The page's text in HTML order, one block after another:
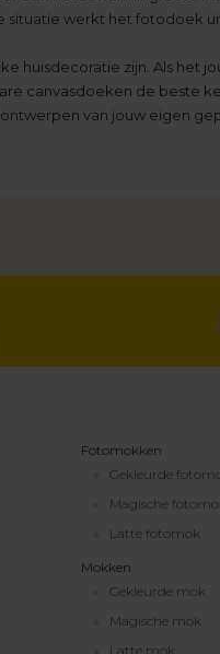
situatie werkt het fotodoek
huisdecoratie zijn. Als het
canvasdoeken de beste
van jouw eigen
Fotomokken
Gekleurde
Magische
Latte fotomok
Mokken
Gekleurde mok
Magische mok
Latte mok